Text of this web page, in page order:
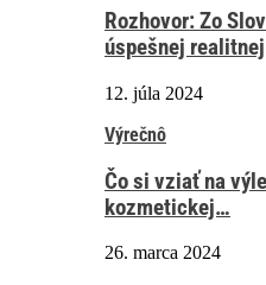
Rozhovor: Zo
úspešnej
12. júla 2024
Výrečnô
Čo si vziať na
kozmetickej…
26. marca 2024